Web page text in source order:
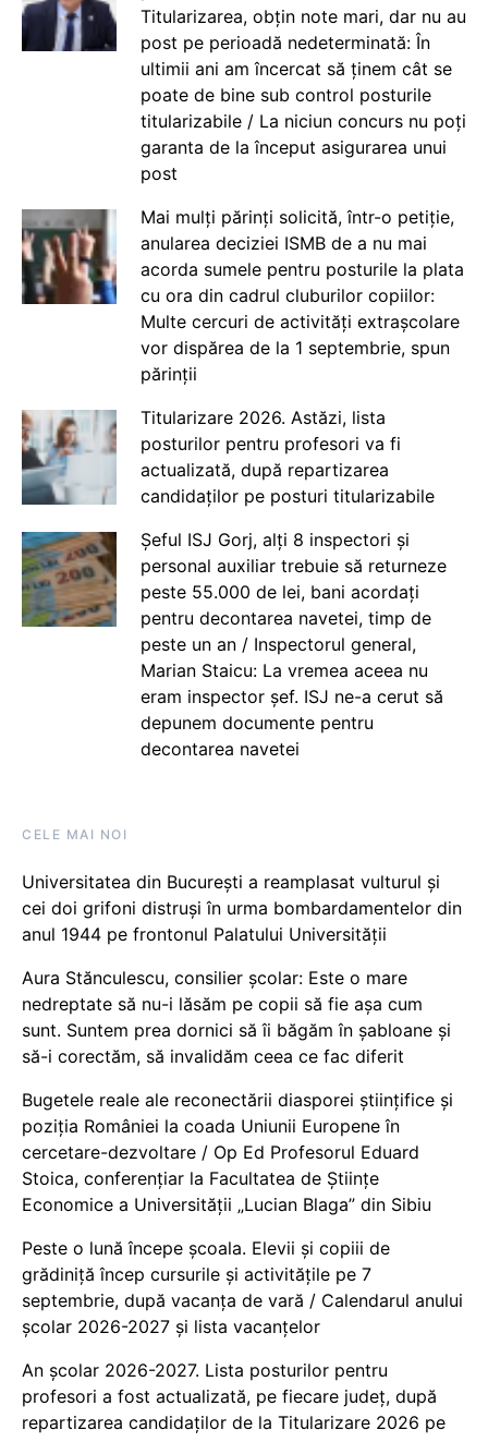
Titularizarea, obțin note mari, dar nu au
post pe perioadă nedeterminată: În
ultimii ani am încercat să ținem cât se
poate de bine sub control posturile
titularizabile / La niciun concurs nu poți
garanta de la început asigurarea unui
post
Mai mulți părinți solicită, într-o petiție,
anularea deciziei ISMB de a nu mai
acorda sumele pentru posturile la plata
cu ora din cadrul cluburilor copiilor:
Multe cercuri de activități extrașcolare
vor dispărea de la 1 septembrie, spun
părinții
Titularizare 2026. Astăzi, lista
posturilor pentru profesori va fi
actualizată, după repartizarea
candidaților pe posturi titularizabile
Șeful ISJ Gorj, alți 8 inspectori și
personal auxiliar trebuie să returneze
peste 55.000 de lei, bani acordați
pentru decontarea navetei, timp de
peste un an / Inspectorul general,
Marian Staicu: La vremea aceea nu
eram inspector șef. ISJ ne-a cerut să
depunem documente pentru
decontarea navetei
CELE MAI NOI
Universitatea din București a reamplasat vulturul și
cei doi grifoni distruși în urma bombardamentelor din
anul 1944 pe frontonul Palatului Universității
Aura Stănculescu, consilier școlar: Este o mare
nedreptate să nu-i lăsăm pe copii să fie așa cum
sunt. Suntem prea dornici să îi băgăm în șabloane și
să-i corectăm, să invalidăm ceea ce fac diferit
Bugetele reale ale reconectării diasporei științifice și
poziția României la coada Uniunii Europene în
cercetare-dezvoltare / Op Ed Profesorul Eduard
Stoica, conferențiar la Facultatea de Științe
Economice a Universității „Lucian Blaga” din Sibiu
Peste o lună începe școala. Elevii și copiii de
grădiniță încep cursurile și activitățile pe 7
septembrie, după vacanța de vară / Calendarul anului
școlar 2026-2027 și lista vacanțelor
An școlar 2026-2027. Lista posturilor pentru
profesori a fost actualizată, pe fiecare județ, după
repartizarea candidaților de la Titularizare 2026 pe